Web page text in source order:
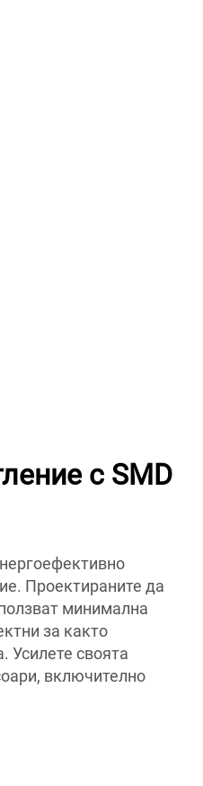
с SMD
Проектираните да
минимална
за както
Усилете своята
включително